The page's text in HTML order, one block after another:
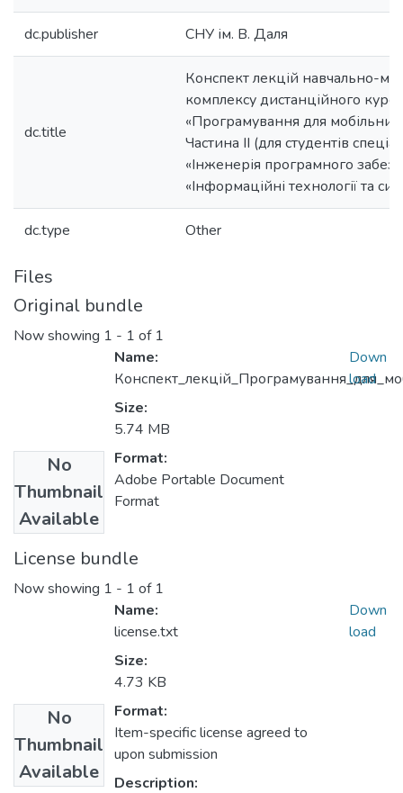
dc.publisher СНУ ім. В. Даля
dc.title
Конспект лекцій навчально-
комплексу дистанційного
«Програмування для
Частина ІІ (для студентів
«Інженерія програмного
«Інформаційні технології та
dc.type Other
Files
Original bundle
Now showing 1 - 1 of 1
No
Thumbnail
Available
Name:
Size:
5.74 MB
Format:
Adobe Portable Document
Format
Down
load
License bundle
Now showing 1 - 1 of 1
No
Thumbnail
Available
Name:
license.txt
Size:
4.73 KB
Format:
Item-specific license agreed to
upon submission
Description:
Down
load